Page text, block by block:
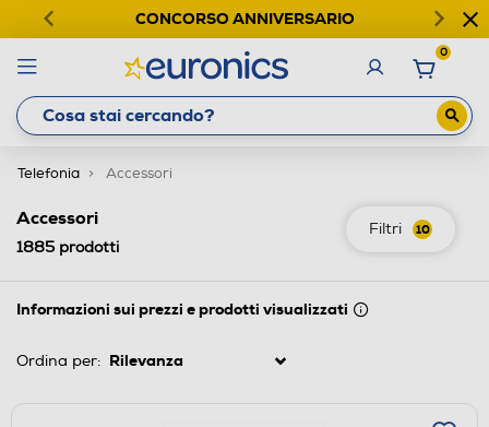
CONCORSO ANNIVERSARIO
0
Telefonia Accessori
Filtri 10
Accessori
1885 prodotti
Informazioni sui prezzi e prodotti visualizzati
Ordina per: